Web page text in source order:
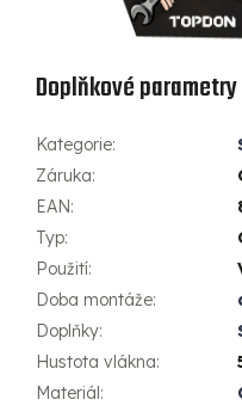
Doplňkové parametry
Kategorie:
Záruka:
EAN:
Typ:
Použití:
Doba montáže:
Doplňky:
Hustota vlákna:
Materiál: